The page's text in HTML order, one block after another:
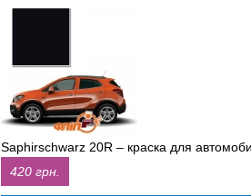
Saphirschwarz 20R – краска для
420 грн.